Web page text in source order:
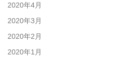
2020年4月
2020年3月
2020年2月
2020年1月